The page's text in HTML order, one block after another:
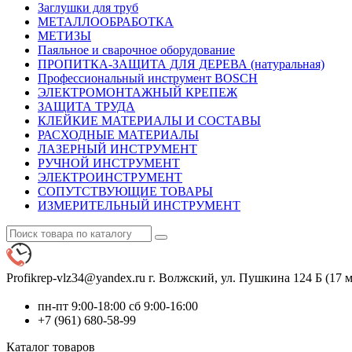
Заглушки для труб
МЕТАЛЛООБРАБОТКА
МЕТИЗЫ
Паяльное и сварочное оборудование
ПРОПИТКА-ЗАЩИТА ДЛЯ ДЕРЕВА (натуральная)
Профессиональный инструмент BOSCH
ЭЛЕКТРОМОНТАЖНЫЙ КРЕПЕЖ
ЗАЩИТА ТРУДА
КЛЕЙКИЕ МАТЕРИАЛЫ И СОСТАВЫ
РАСХОДНЫЕ МАТЕРИАЛЫ
ЛАЗЕРНЫЙ ИНСТРУМЕНТ
РУЧНОЙ ИНСТРУМЕНТ
ЭЛЕКТРОИНСТРУМЕНТ
СОПУТСТВУЮЩИЕ ТОВАРЫ
ИЗМЕРИТЕЛЬНЫЙ ИНСТРУМЕНТ
Profikrep-vlz34@yandex.ru г. Волжский, ул. Пушкина 124 Б (17
пн-пт 9:00-18:00 сб 9:00-16:00
+7 (961) 680-58-99
Каталог товаров